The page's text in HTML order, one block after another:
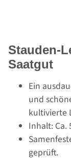
Stauden-
Saatgut
Ein
und
kultivierte
Inhalt: Ca.
geprüft.